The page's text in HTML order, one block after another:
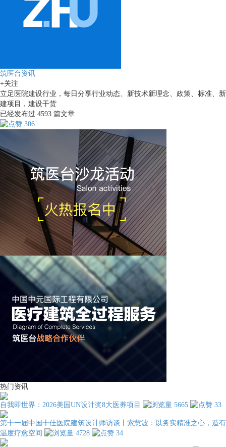
筑医台资讯
+关注
立足医院建设行业，每日分享行业动态、新技术新理念、政策、标准、新
建项目，建设干货
已经发布过 4593 篇文章
306
热门资讯
自我即世界：2026美国UN设计奖8大医养项目 5665 33
第十一届中国十佳医院建筑设计师访谈丨索慧波：以务实精准之心，造有
温度疗愈空间
4728 34